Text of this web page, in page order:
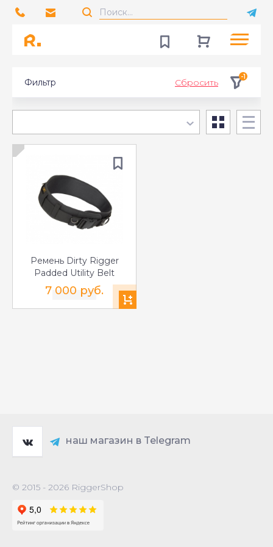
Фильтр Сбросить
-1
Ремень Dirty Rigger
Padded Utility Belt
7 000 руб.
наш магазин в Telegram
© 2015 - 2026 RiggerShop